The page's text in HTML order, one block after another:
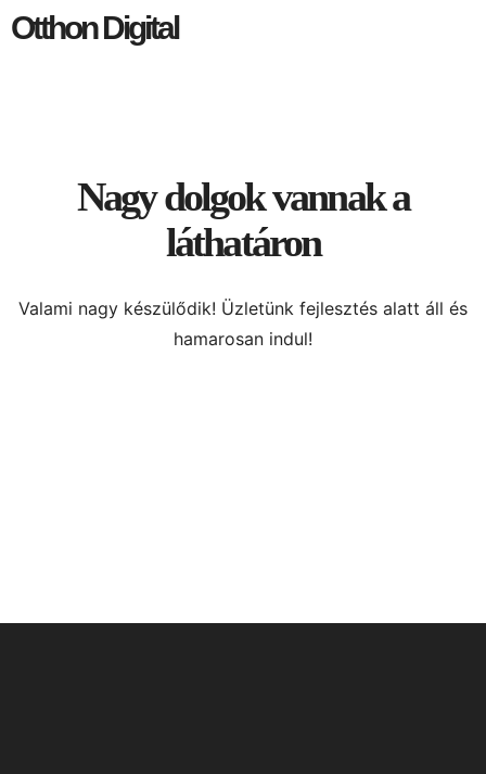
Otthon Digital
Nagy dolgok vannak a
láthatáron
Valami nagy készülődik! Üzletünk fejlesztés alatt áll és
hamarosan indul!